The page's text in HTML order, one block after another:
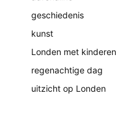
geschiedenis
kunst
Londen met kinderen
regenachtige dag
uitzicht op Londen